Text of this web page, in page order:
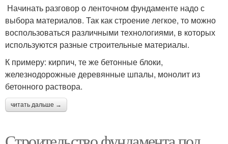
Начинать разговор о ленточном фундаменте надо с
выбора материалов. Так как строение легкое, то можно
воспользоваться различными технологиями, в которых
используются разные строительные материалы.
К примеру: кирпич, те же бетонные блоки,
железнодорожные деревянные шпалы, монолит из
бетонного раствора.
читать дальше →